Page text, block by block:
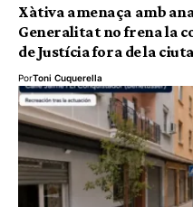
Xàtiva amenaça amb
Generalitat no frena la
de Justícia fora de la
PorToni Cuquerella